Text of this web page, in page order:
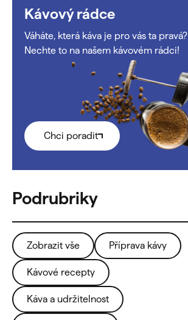
Zobrazit vše Příprava kávy
Kávové recepty
Káva a udržitelnost
Kávový rádce
Váháte, která káva je pro vás ta pravá?
Nechte to na našem kávovém rádci!
Chci poradit